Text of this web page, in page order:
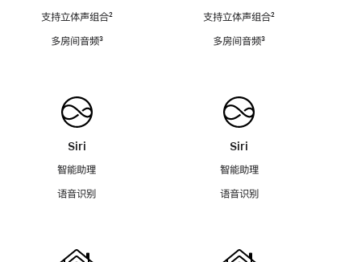
支持立体声组合脚
²
多房间音频脚
³
Siri
智能助理
语音识别
支持立体声组合脚
²
多房间音频脚
³
Siri
智能助理
语音识别